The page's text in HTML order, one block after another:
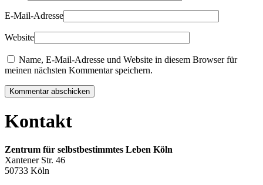
E-Mail-Adresse
Website
Name, E-Mail-Adresse und Website in diesem Browser für
meinen nächsten Kommentar speichern.
Kommentar abschicken
Kontakt
Zentrum für selbstbestimmtes Leben Köln
Xantener Str. 46
50733 Köln